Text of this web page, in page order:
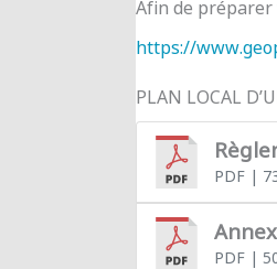
Afin de préparer
https://
PLAN LOCAL
PDF|
PDF|